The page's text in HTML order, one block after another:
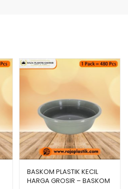
BASKOM PLASTIK KECIL
HARGA GROSIR – BASKOM